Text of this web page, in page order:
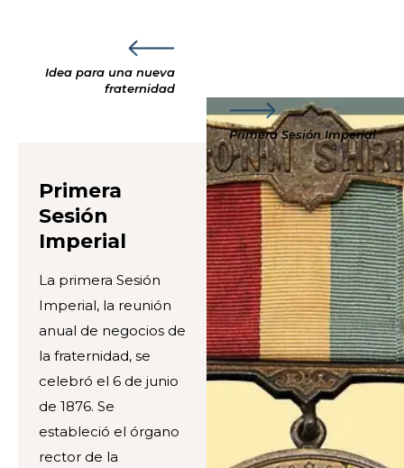
Idea para una nueva
fraternidad
Primera Sesión Imperial
Primera
Sesión
Imperial
La primera Sesión
Imperial, la reunión
anual de negocios de
la fraternidad, se
celebró el 6 de junio
de 1876. Se
estableció el órgano
rector de la